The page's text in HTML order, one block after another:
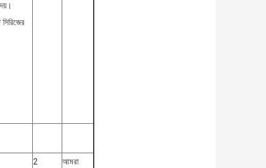
2 আমরা